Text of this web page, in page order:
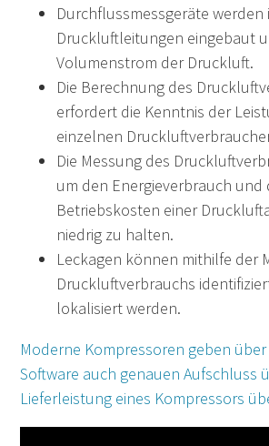
Durchflussmessgeräte werden
Druckluftleitungen eingebaut
Volumenstrom der Druckluft.
Die Berechnung des
erfordert die Kenntnis der
einzelnen
Die Messung des
um den Energieverbrauch und
Betriebskosten einer
niedrig zu halten.
Leckagen können mithilfe der
Druckluftverbrauchs
lokalisiert werden.
Moderne Kompressoren geben
Software auch genauen Aufschluss
Lieferleistung eines Kompressors